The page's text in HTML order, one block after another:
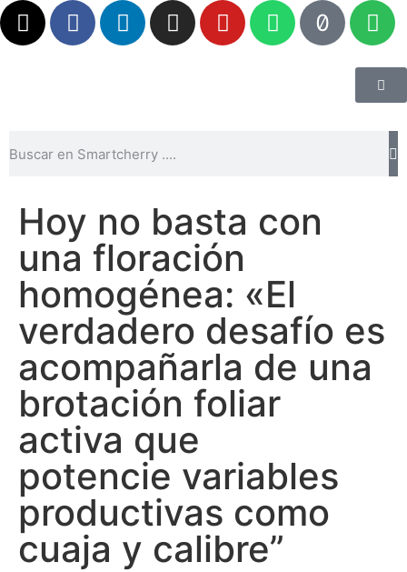
Hoy no basta con
una floración
homogénea: «El
verdadero desafío es
acompañarla de una
brotación foliar
activa que
potencie variables
productivas como
cuaja y calibre”